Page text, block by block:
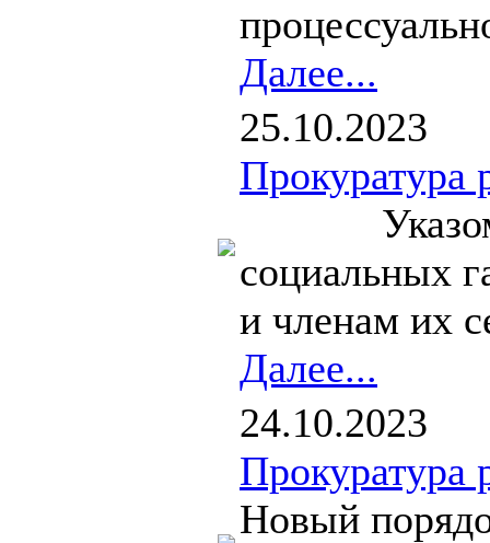
Далее...
25.10.2023
Прокуратура
Указом
социальных
и членам их
Далее...
24.10.2023
Прокуратура
Новый